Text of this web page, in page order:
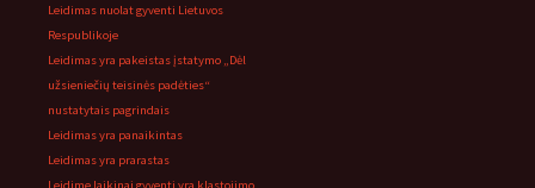
Leidimas nuolat gyventi Lietuvos
Respublikoje
Leidimas yra pakeistas įstatymo „Dėl
užsieniečių teisinės padėties“
nustatytais pagrindais
Leidimas yra panaikintas
Leidimas yra prarastas
Leidime laikinai gyventi yra klastojimo